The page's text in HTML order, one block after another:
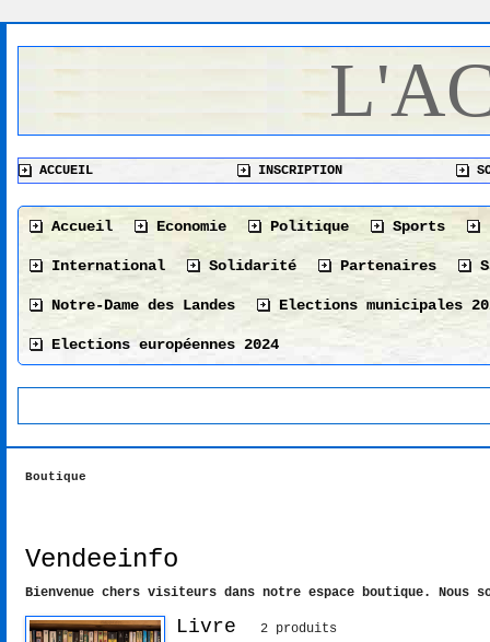
ACCUEIL INSCRIPTION
Accueil Economie Politique Sports
International Solidarité Partenaires
Notre-Dame des Landes Elections municipales
Elections européennes 2024
Boutique
Vendeeinfo
Bienvenue chers visiteurs dans notre espace boutique. Nous
Livre 2 produits